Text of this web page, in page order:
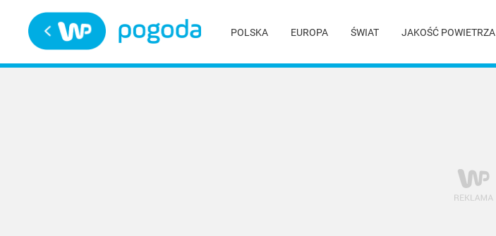
POLSKA EUROPA ŚWIAT JAKOŚĆ POWIETRZA